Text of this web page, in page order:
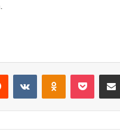
Reddit VKontakteOdnoklassniki
Pocket